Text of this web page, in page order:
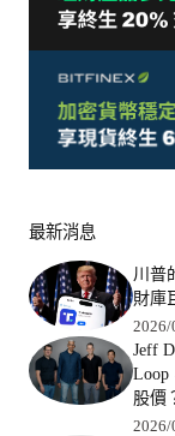
最新消息
川普
財庫
2026/
Jeff
Loop
股價
2026/